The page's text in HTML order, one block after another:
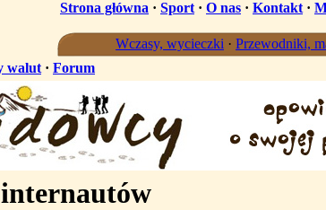
Strona główna · Sport · O nas · Kontakt ·
Wczasy, wycieczki · Przewodniki,
walut · Forum